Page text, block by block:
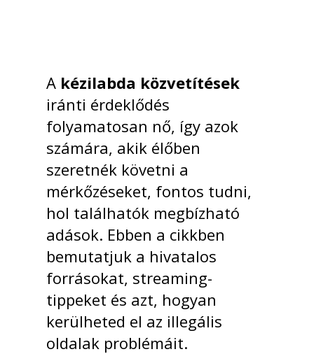
A kézilabda közvetítések
iránti érdeklődés
folyamatosan nő, így azok
számára, akik élőben
szeretnék követni a
mérkőzéseket, fontos tudni,
hol találhatók megbízható
adások. Ebben a cikkben
bemutatjuk a hivatalos
forrásokat, streaming-
tippeket és azt, hogyan
kerülheted el az illegális
oldalak problémáit.